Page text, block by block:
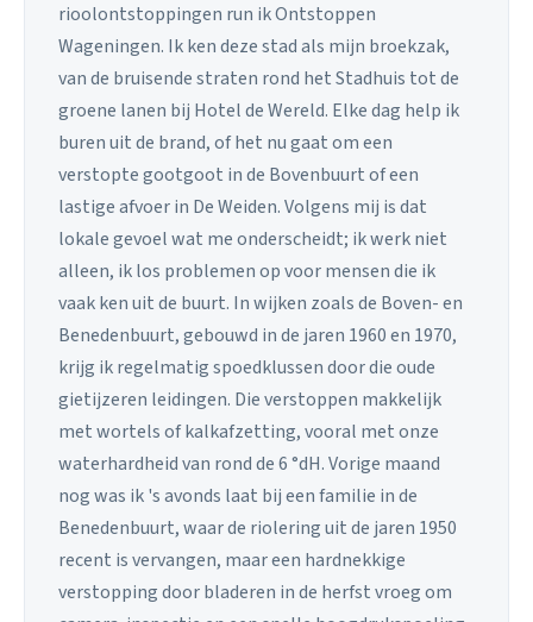
rioolontstoppingen run ik Ontstoppen
Wageningen. Ik ken deze stad als mijn broekzak,
van de bruisende straten rond het Stadhuis tot de
groene lanen bij Hotel de Wereld. Elke dag help ik
buren uit de brand, of het nu gaat om een
verstopte gootgoot in de Bovenbuurt of een
lastige afvoer in De Weiden. Volgens mij is dat
lokale gevoel wat me onderscheidt; ik werk niet
alleen, ik los problemen op voor mensen die ik
vaak ken uit de buurt. In wijken zoals de Boven- en
Benedenbuurt, gebouwd in de jaren 1960 en 1970,
krijg ik regelmatig spoedklussen door die oude
gietijzeren leidingen. Die verstoppen makkelijk
met wortels of kalkafzetting, vooral met onze
waterhardheid van rond de 6 °dH. Vorige maand
nog was ik 's avonds laat bij een familie in de
Benedenbuurt, waar de riolering uit de jaren 1950
recent is vervangen, maar een hardnekkige
verstopping door bladeren in de herfst vroeg om